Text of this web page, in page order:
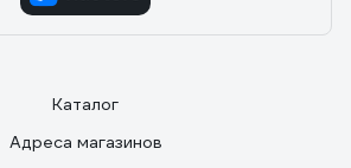
Каталог
Адреса магазинов